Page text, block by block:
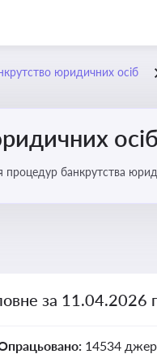
юридичних осіб
осіб
процедур банкрутства
за 11.04.2026
14534